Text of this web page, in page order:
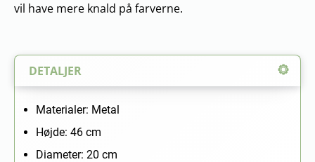
DETALJER
Materialer: Metal
Højde: 46 cm
Diameter: 20 cm
vil have mere knald på farverne.